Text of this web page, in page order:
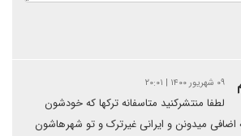
۰۹ شهریور ۱۴۰۰ | ۲۰:۰۱
لطفا منتشرکنید متاسفانه ترکها که خودشون
اضافی میدونن و ایرانی غیرترک و تو شهرهاشون